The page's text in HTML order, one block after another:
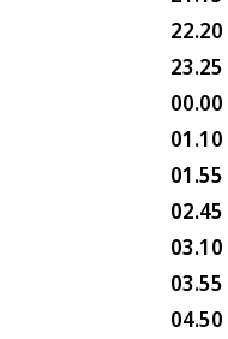
22.20
23.25
00.00
01.10
01.55
02.45
03.10
03.55
04.50